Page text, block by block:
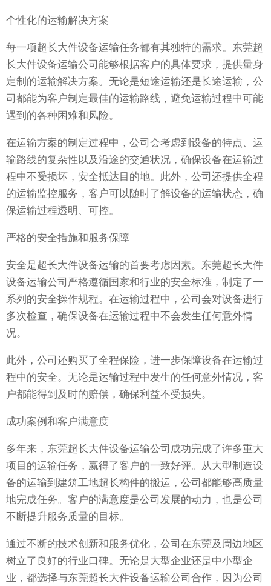
个性化的运输解决方案
每一项超长大件设备运输任务都有其独特的需求。东莞超
长大件设备运输公司能够根据客户的具体要求，提供量身
定制的运输解决方案。无论是短途运输还是长途运输，公
司都能为客户制定最佳的运输路线，避免运输过程中可能
遇到的各种困难和风险。
在运输方案的制定过程中，公司会考虑到设备的特点、运
输路线的复杂性以及沿途的交通状况，确保设备在运输过
程中不受损坏，安全抵达目的地。此外，公司还提供全程
的运输监控服务，客户可以随时了解设备的运输状态，确
保运输过程透明、可控。
严格的安全措施和服务保障
安全是超长大件设备运输的首要考虑因素。东莞超长大件
设备运输公司严格遵循国家和行业的安全标准，制定了一
系列的安全操作规程。在运输过程中，公司会对设备进行
多次检查，确保设备在运输过程中不会发生任何意外情
况。
此外，公司还购买了全程保险，进一步保障设备在运输过
程中的安全。无论是运输过程中发生的任何意外情况，客
户都能得到及时的赔偿，确保利益不受损失。
成功案例和客户满意度
多年来，东莞超长大件设备运输公司成功完成了许多重大
项目的运输任务，赢得了客户的一致好评。从大型制造设
备的运输到建筑工地超长构件的搬运，公司都能够高质量
地完成任务。客户的满意度是公司发展的动力，也是公司
不断提升服务质量的目标。
通过不断的技术创新和服务优化，公司在东莞及周边地区
树立了良好的行业口碑。无论是大型企业还是中小型企
业，都选择与东莞超长大件设备运输公司合作，因为公司